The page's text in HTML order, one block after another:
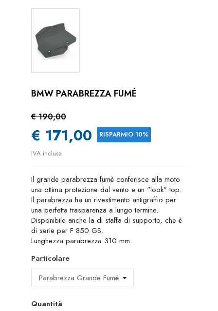
BMW PARABREZZA FUMÉ
€ 190,00
€ 171,00 RISPARMIO 10%
IVA inclusa
Il grande parabrezza fumè conferisce alla moto
una ottima protezione dal vento e un "look" top.
Il parabrezza ha un rivestimento antigraffio per
una perfetta trasparenza a lungo termine.
Disponibile anche la di staffa di supporto, che è
di serie per F 850 GS.
Lunghezza parabrezza 310 mm.
Particolare
Quantità